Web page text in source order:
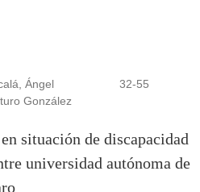
Ángel
González
32-55
situación de discapacidad
universidad autónoma de